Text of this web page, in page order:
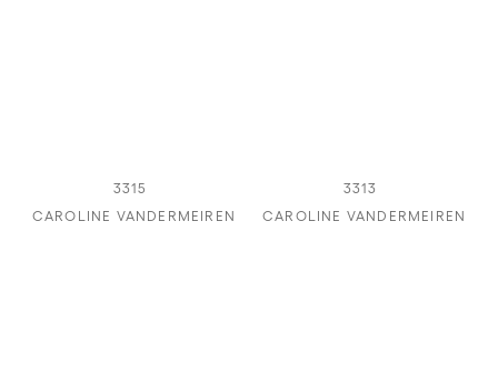
3315
CAROLINE VANDERMEIREN
3313
CAROLINE VANDERMEIREN